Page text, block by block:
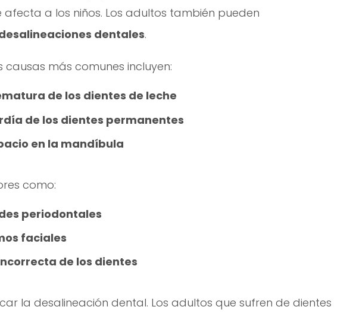
a los niños. Los adultos también pueden
dentales.
causas más comunes incluyen:
de los dientes de leche
de los dientes permanentes
en la mandíbula
como:
periodontales
faciales
de los dientes
la desalineación dental. Los adultos que sufren de dientes